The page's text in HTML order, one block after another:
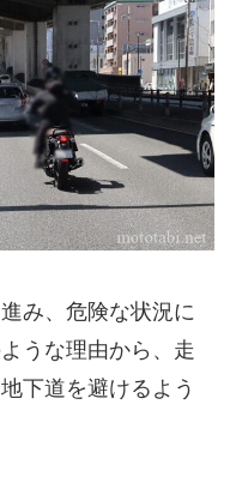
み、危険な状況に
うな理由から、走
下道を避けるよう